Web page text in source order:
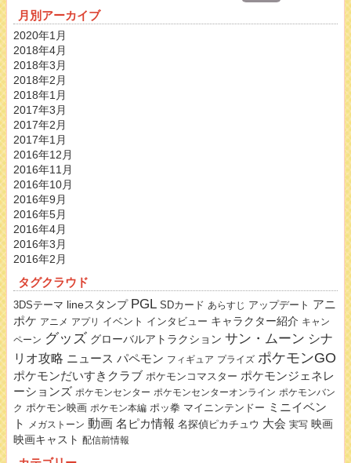
月別アーカイブ
2020年1月
2018年4月
2018年3月
2018年2月
2018年1月
2017年3月
2017年2月
2017年1月
2016年12月
2016年11月
2016年10月
2016年9月
2016年5月
2016年4月
2016年3月
2016年2月
タグクラウド
3DSテーマ lineスタンプ PGL SDカード あらすじ アップデート アニ
ポケ アニメ アプリ イベント インタビュー キャラクター紹介 キャン
ペーン グッズ グローバルアトラクション サン・ムーン シナ
リオ攻略 ニュース パペモン フィギュア プライズ ポケモンGO
ポケモンだいすきクラブ ポケモンコマスター ポケモンジェネレ
ーションズ ポケモンセンター ポケモンセンターオンライン ポケモンバン
ク ポケモン映画 ポケモン本編 ポッ拳 マイニンテンドー ミニイベン
ト
メガストーン 動画 名ピカ情報 名探偵ピカチュウ 大会 実写 映画
映画キャスト 配信前情報